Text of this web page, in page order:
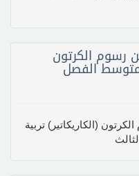
رسوم الكرتون
متوسط الفصل
(الكاريكاتير) تربية